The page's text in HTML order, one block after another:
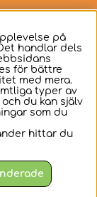
på
handlar dels
för bättre
med mera.
typer av
du kan själv
som du
hittar du